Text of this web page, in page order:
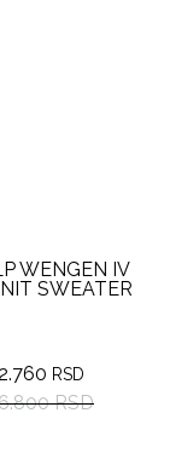
WENGEN IV
SWEATER
RSD
RSD